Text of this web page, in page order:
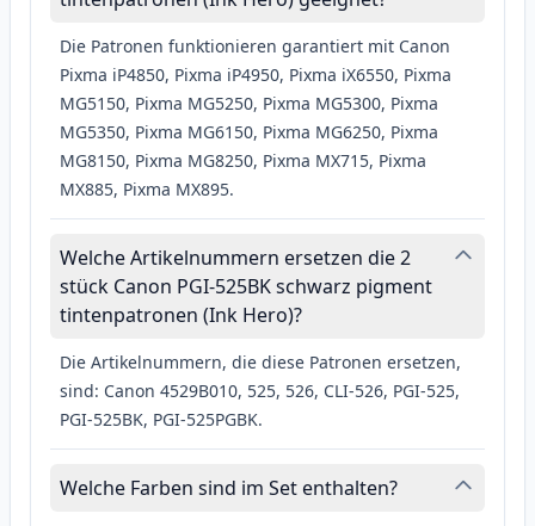
Die Patronen funktionieren garantiert mit Canon
Pixma iP4850, Pixma iP4950, Pixma iX6550, Pixma
MG5150, Pixma MG5250, Pixma MG5300, Pixma
MG5350, Pixma MG6150, Pixma MG6250, Pixma
MG8150, Pixma MG8250, Pixma MX715, Pixma
MX885, Pixma MX895.
Welche Artikelnummern ersetzen die 2
stück Canon PGI-525BK schwarz pigment
tintenpatronen (Ink Hero)?
Die Artikelnummern, die diese Patronen ersetzen,
sind: Canon 4529B010, 525, 526, CLI-526, PGI-525,
PGI-525BK, PGI-525PGBK.
Welche Farben sind im Set enthalten?